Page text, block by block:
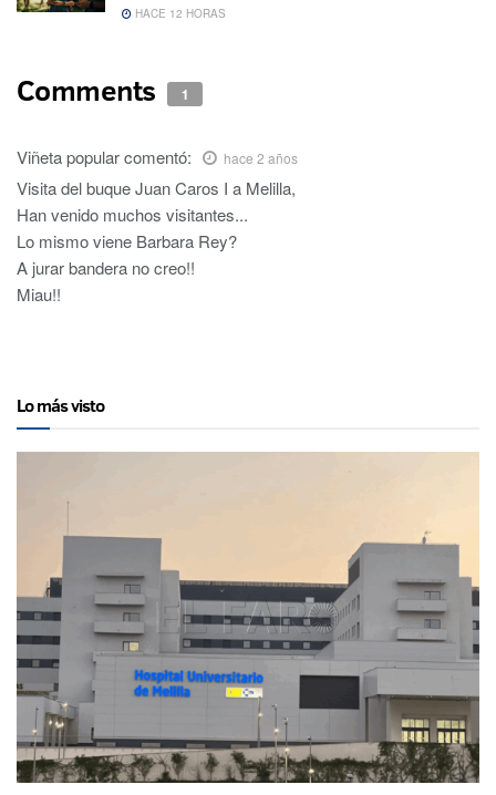
HACE 12 HORAS
Comments 1
Viñeta popularcomentó: hace 2 años
Visita del buque Juan Caros I a Melilla,
Han venido muchos visitantes...
Lo mismo viene Barbara Rey?
A jurar bandera no creo!!
Miau!!
Lo más visto